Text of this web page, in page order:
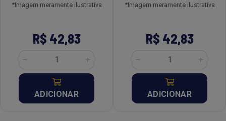
*Imagem meramente ilustrativa
R$ 42,83
ADICIONAR
*Imagem meramente ilustrativa
R$ 42,83
ADICIONAR